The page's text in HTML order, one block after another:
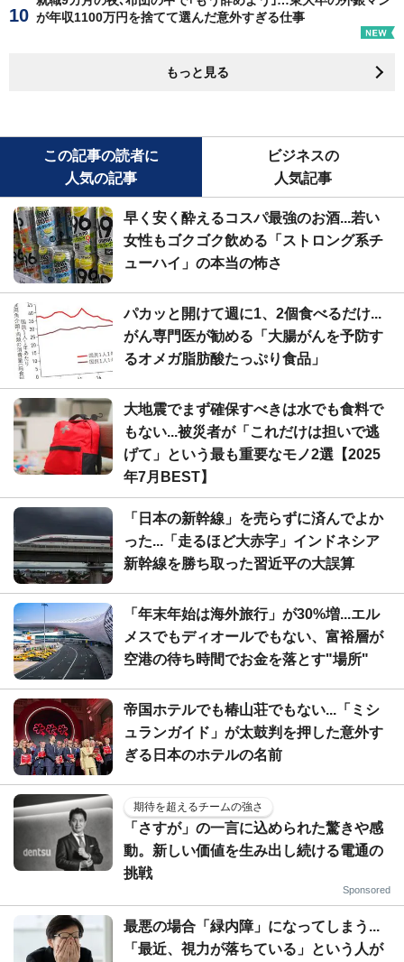
が年収1100万円を捨てて選んだ意外すぎる仕事
もっと見る
この記事の読者に
人気の記事
ビジネスの
人気記事
早く安く酔えるコスパ最強のお酒...若い
女性もゴクゴク飲める「ストロング系チ
ューハイ」の本当の怖さ
パカッと開けて週に1、2個食べるだけ...
がん専門医が勧める「大腸がんを予防す
るオメガ脂肪酸たっぷり食品」
大地震でまず確保すべきは水でも食料で
もない...被災者が「これだけは担いで逃
げて」という最も重要なモノ2選【2025
年7月BEST】
「日本の新幹線」を売らずに済んでよか
った...「走るほど大赤字」インドネシア
新幹線を勝ち取った習近平の大誤算
「年末年始は海外旅行」が30%増...エル
メスでもディオールでもない、富裕層が
空港の待ち時間でお金を落とす"場所"
帝国ホテルでも椿山荘でもない...「ミシ
ュランガイド」が太鼓判を押した意外す
ぎる日本のホテルの名前
期待を超えるチームの強さ
「さすが」の一言に込められた驚きや感
動。新しい価値を生み出し続ける電通の
挑戦
Sponsored
最悪の場合「緑内障」になってしまう...
「最近、視力が落ちている」という人が